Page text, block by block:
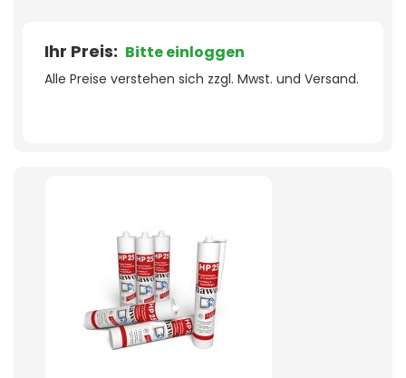
Ihr Preis: Bitte einloggen
Alle Preise verstehen sich zzgl. Mwst. und Versand.